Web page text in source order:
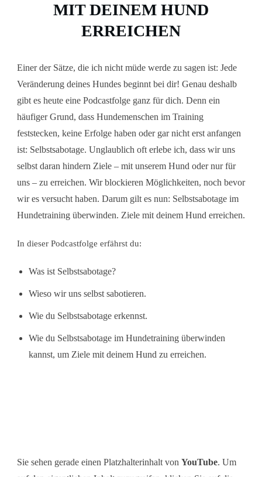
MIT DEINEM HUND
ERREICHEN
Einer der Sätze, die ich nicht müde werde zu sagen ist: Jede
Veränderung deines Hundes beginnt bei dir! Genau deshalb
gibt es heute eine Podcastfolge ganz für dich. Denn ein
häufiger Grund, dass Hundemenschen im Training
feststecken, keine Erfolge haben oder gar nicht erst anfangen
ist: Selbstsabotage. Unglaublich oft erlebe ich, dass wir uns
selbst daran hindern Ziele – mit unserem Hund oder nur für
uns – zu erreichen. Wir blockieren Möglichkeiten, noch bevor
wir es versucht haben. Darum gilt es nun: Selbstsabotage im
Hundetraining überwinden. Ziele mit deinem Hund erreichen.
In dieser Podcastfolge erfährst du:
Was ist Selbstsabotage?
Wieso wir uns selbst sabotieren.
Wie du Selbstsabotage erkennst.
Wie du Selbstsabotage im Hundetraining überwinden
kannst, um Ziele mit deinem Hund zu erreichen.
Sie sehen gerade einen Platzhalterinhalt von YouTube. Um